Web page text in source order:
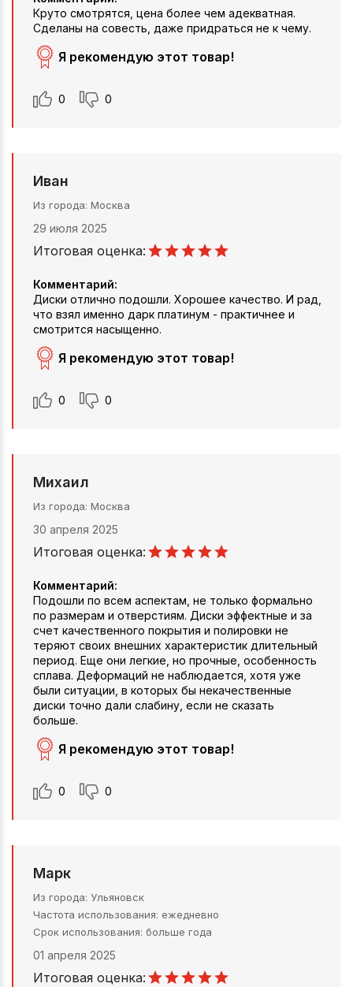
Круто смотрятся, цена более чем адекватная.
Сделаны на совесть, даже придраться не к чему.
Я рекомендую этот товар!
0 0
Иван
Из города Москва
29 июля 2025
Итоговая оценка:
Комментарий:
Диски отлично подошли. Хорошее качество. И рад,
что взял именно дарк платинум - практичнее и
смотрится насыщенно.
Я рекомендую этот товар!
0 0
Михаил
Из города Москва
30 апреля 2025
Итоговая оценка:
Комментарий:
Подошли по всем аспектам, не только формально
по размерам и отверстиям. Диски эффектные и за
счет качественного покрытия и полировки не
теряют своих внешних характеристик длительный
период. Еще они легкие, но прочные, особенность
сплава. Деформаций не наблюдается, хотя уже
были ситуации, в которых бы некачественные
диски точно дали слабину, если не сказать
больше.
Я рекомендую этот товар!
0 0
Марк
Из города Ульяновск
Частота использования ежедневно
Срок использования больше года
01 апреля 2025
Итоговая оценка: